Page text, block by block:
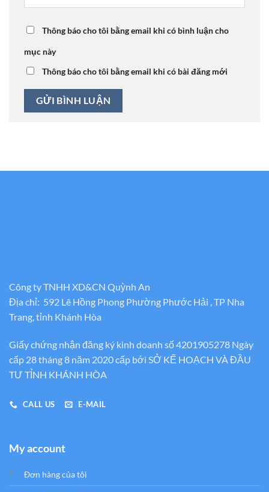
Thông báo cho tôi bằng email khi có bình luận cho
mục này
Thông báo cho tôi bằng email khi có bài đăng mới
Công ty TNHH XD&CN Quỳnh An
Địa chỉ: 592 Lê Hồng Phong Phường Phước Hải , TP Nha
Trang, tỉnh Khánh Hòa
Giấy chứng nhận đăng ký kinh doanh số 4201905278 Ngày
cấp 28 tháng 8 năm 2020 cấp bới SỞ KẾ HOẠCH VÀ ĐẦU
TƯ TỈNH KHÁNH HÒA
CALL US E-MAIL
My account
Đơn hàng của tôi